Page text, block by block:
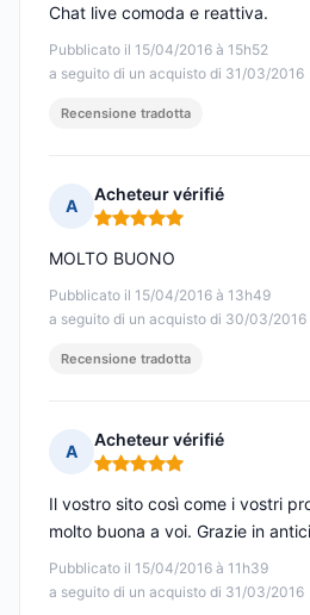
Pubblicato il 15/04/2016 à 15h52
a seguito di un acquisto di 31/03/2016
Chat live comoda e reattiva.
Recensione tradotta
A
Acheteur vérifié
Nota: 5 su 5
Pubblicato il 15/04/2016 à 13h49
a seguito di un acquisto di 30/03/2016
MOLTO BUONO
Recensione tradotta
A
Acheteur vérifié
Nota: 5 su 5
Pubblicato il 15/04/2016 à 11h39
a seguito di un acquisto di 31/03/2016
Il vostro sito così come i vostri
molto buona a voi. Grazie in